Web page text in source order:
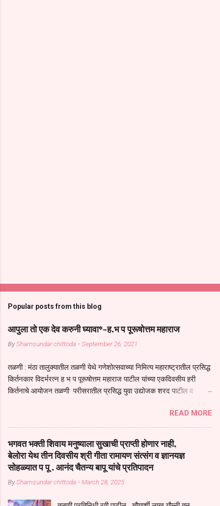
Popular posts from this blog
आपुला तो एक देव करुनी घ्यावा*-ह.भ प पूरूषोत्तम महाराज
ByShamsundar chittoda -September 26, 2021
तळणी : मंठा तालुक्यातील तळणी येथे गणेशोत्सवाच्या निमित्य महाराष्ट्रातील प्रसिद्ध
किर्तनकार विदर्भरत्न ह भ प पूरूषोत्तम महाराज पाटील यांच्या एकदिवसीय हरी
किर्तनाचे आयोजन तळणी परीसरातील प्रसिद्ध युवा उद्योजक शरद पाटील व
तुकाराम महाराज यांच्या *आपुला तो एक देव करुनी घ्यावा* *तेणे विन जिवा सुख
नोहे* *येरती माईक दुःखाची जनीती* *नाही आदी अंती अवसान* या अभंगावर
सुंदर निरूपण केले सध्य स्थितीचा काळ हा मानव जातीच्या परीक्षेचा काळ आहे
धर्ममंडपात बसलेली लोक ही खरच भाग्यवान आहेत कोरोना सारख्या महामारीत आपंण
जिवंत आहोत या महामारीतून जर आपल्याला वाचायचे असेल तर धार्मीक विचाराचा
आधार आपल्याला घ्यावाच लागेल महामारीच्या काळात वारकरी सप्रदायच खूप मोठा
आधार आहे सध्य स्थितीत मानव जातीची मानसीक अवस्था सक्षम असणे गरजेचे आहे
READ MORE
भगवत भक्ती शिवाय मनुष्याला सुखाची प्राप्ती होणार नाही,
बेलोरा येथ तीन दिवसीय श्री गीता रामायण संत्संग व ज्ञानयज्ञ
सोहळ्यात प पू . आनंद चैतन्य बापू यांचे प्रतिपादन
ByShamsundar chittoda -March 28, 2025